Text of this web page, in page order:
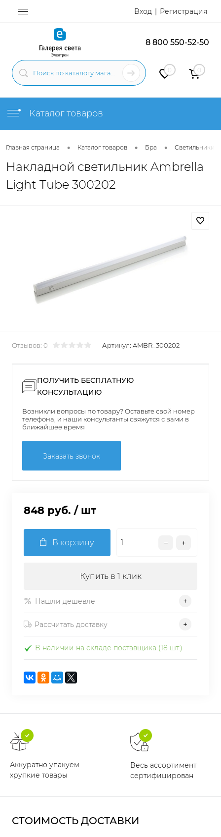
Вход Регистрация
8 800 550-52-50
0 0
Каталог товаров
Главная страница • Каталог товаров • Бра • Светильники
Накладной светильник Ambrella
Light Tube 300202
Отзывов: 0 Артикул: AMBR_300202
ПОЛУЧИТЬ БЕСПЛАТНУЮ
КОНСУЛЬТАЦИЮ
Возникли вопросы по товару? Оставьте свой номер
телефона, и наши консультанты свяжутся с вами в
ближайшее время
Заказать звонок
848 руб. / шт
В корзину
Купить в 1 клик
Нашли дешевле
Рассчитать доставку
В наличии на складе поставщика (18 шт.)
Аккуратно упакуем
хрупкие товары
Весь ассортимент
сертифицирован
СТОИМОСТЬ ДОСТАВКИ